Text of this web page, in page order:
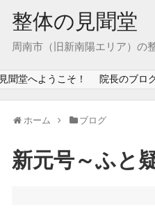
整体の見聞堂
周南市（旧新南陽エリア）の
見聞堂へようこそ！ 院長のブロ
ホーム ブログ
新元号～ふと